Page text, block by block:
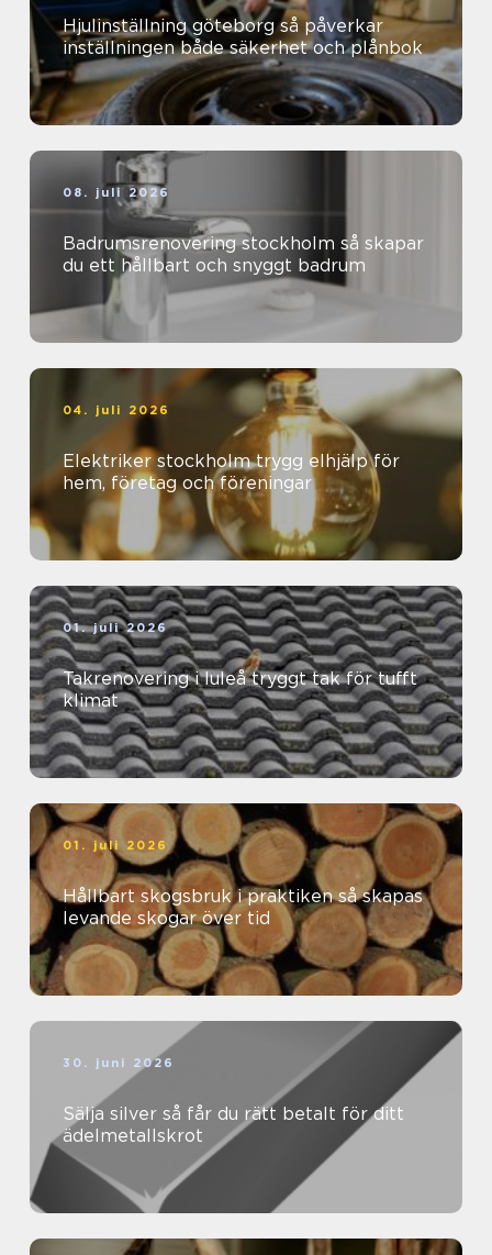
Hjulinställning göteborg så påverkar
inställningen både säkerhet och plånbok
08. juli 2026
Badrumsrenovering stockholm så skapar
du ett hållbart och snyggt badrum
04. juli 2026
Elektriker stockholm trygg elhjälp för
hem, företag och föreningar
01. juli 2026
Takrenovering i luleå tryggt tak för tufft
klimat
01. juli 2026
Hållbart skogsbruk i praktiken så skapas
levande skogar över tid
30. juni 2026
Sälja silver så får du rätt betalt för ditt
ädelmetallskrot